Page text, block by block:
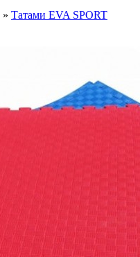
» Татами EVA SPORT